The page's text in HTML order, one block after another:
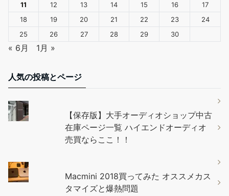
11 12 13 14 15 16
17
18
19 20 21 22 23
24
25
26 27 28 29 30
« 6月 1月 »
人気の投稿とページ
【保存版】大手オーディオショップ中古
在庫ページ一覧 ハイエンドオーディオ
売買ならここ！！
Macmini 2018買ってみた オススメカス
タマイズと爆熱問題